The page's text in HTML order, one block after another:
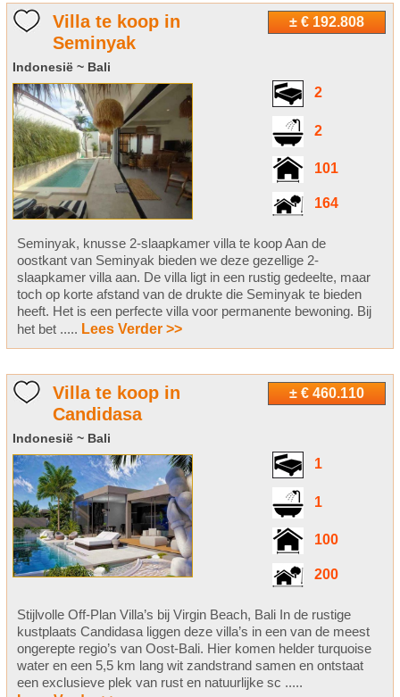
± € 192.808
Villa te koop in
Seminyak
Indonesië ~ Bali
2
2
101
164
Seminyak, knusse 2-slaapkamer villa te koop Aan de
oostkant van Seminyak bieden we deze gezellige 2-
slaapkamer villa aan. De villa ligt in een rustig gedeelte, maar
toch op korte afstand van de drukte die Seminyak te bieden
heeft. Het is een perfecte villa voor permanente bewoning. Bij
het bet ..... Lees Verder >>
± € 460.110
Villa te koop in
Candidasa
Indonesië ~ Bali
1
1
100
200
Stijlvolle Off-Plan Villa’s bij Virgin Beach, Bali In de rustige
kustplaats Candidasa liggen deze villa’s in een van de meest
ongerepte regio’s van Oost-Bali. Hier komen helder turquoise
water en een 5,5 km lang wit zandstrand samen en ontstaat
een exclusieve plek van rust en natuurlijke sc .....